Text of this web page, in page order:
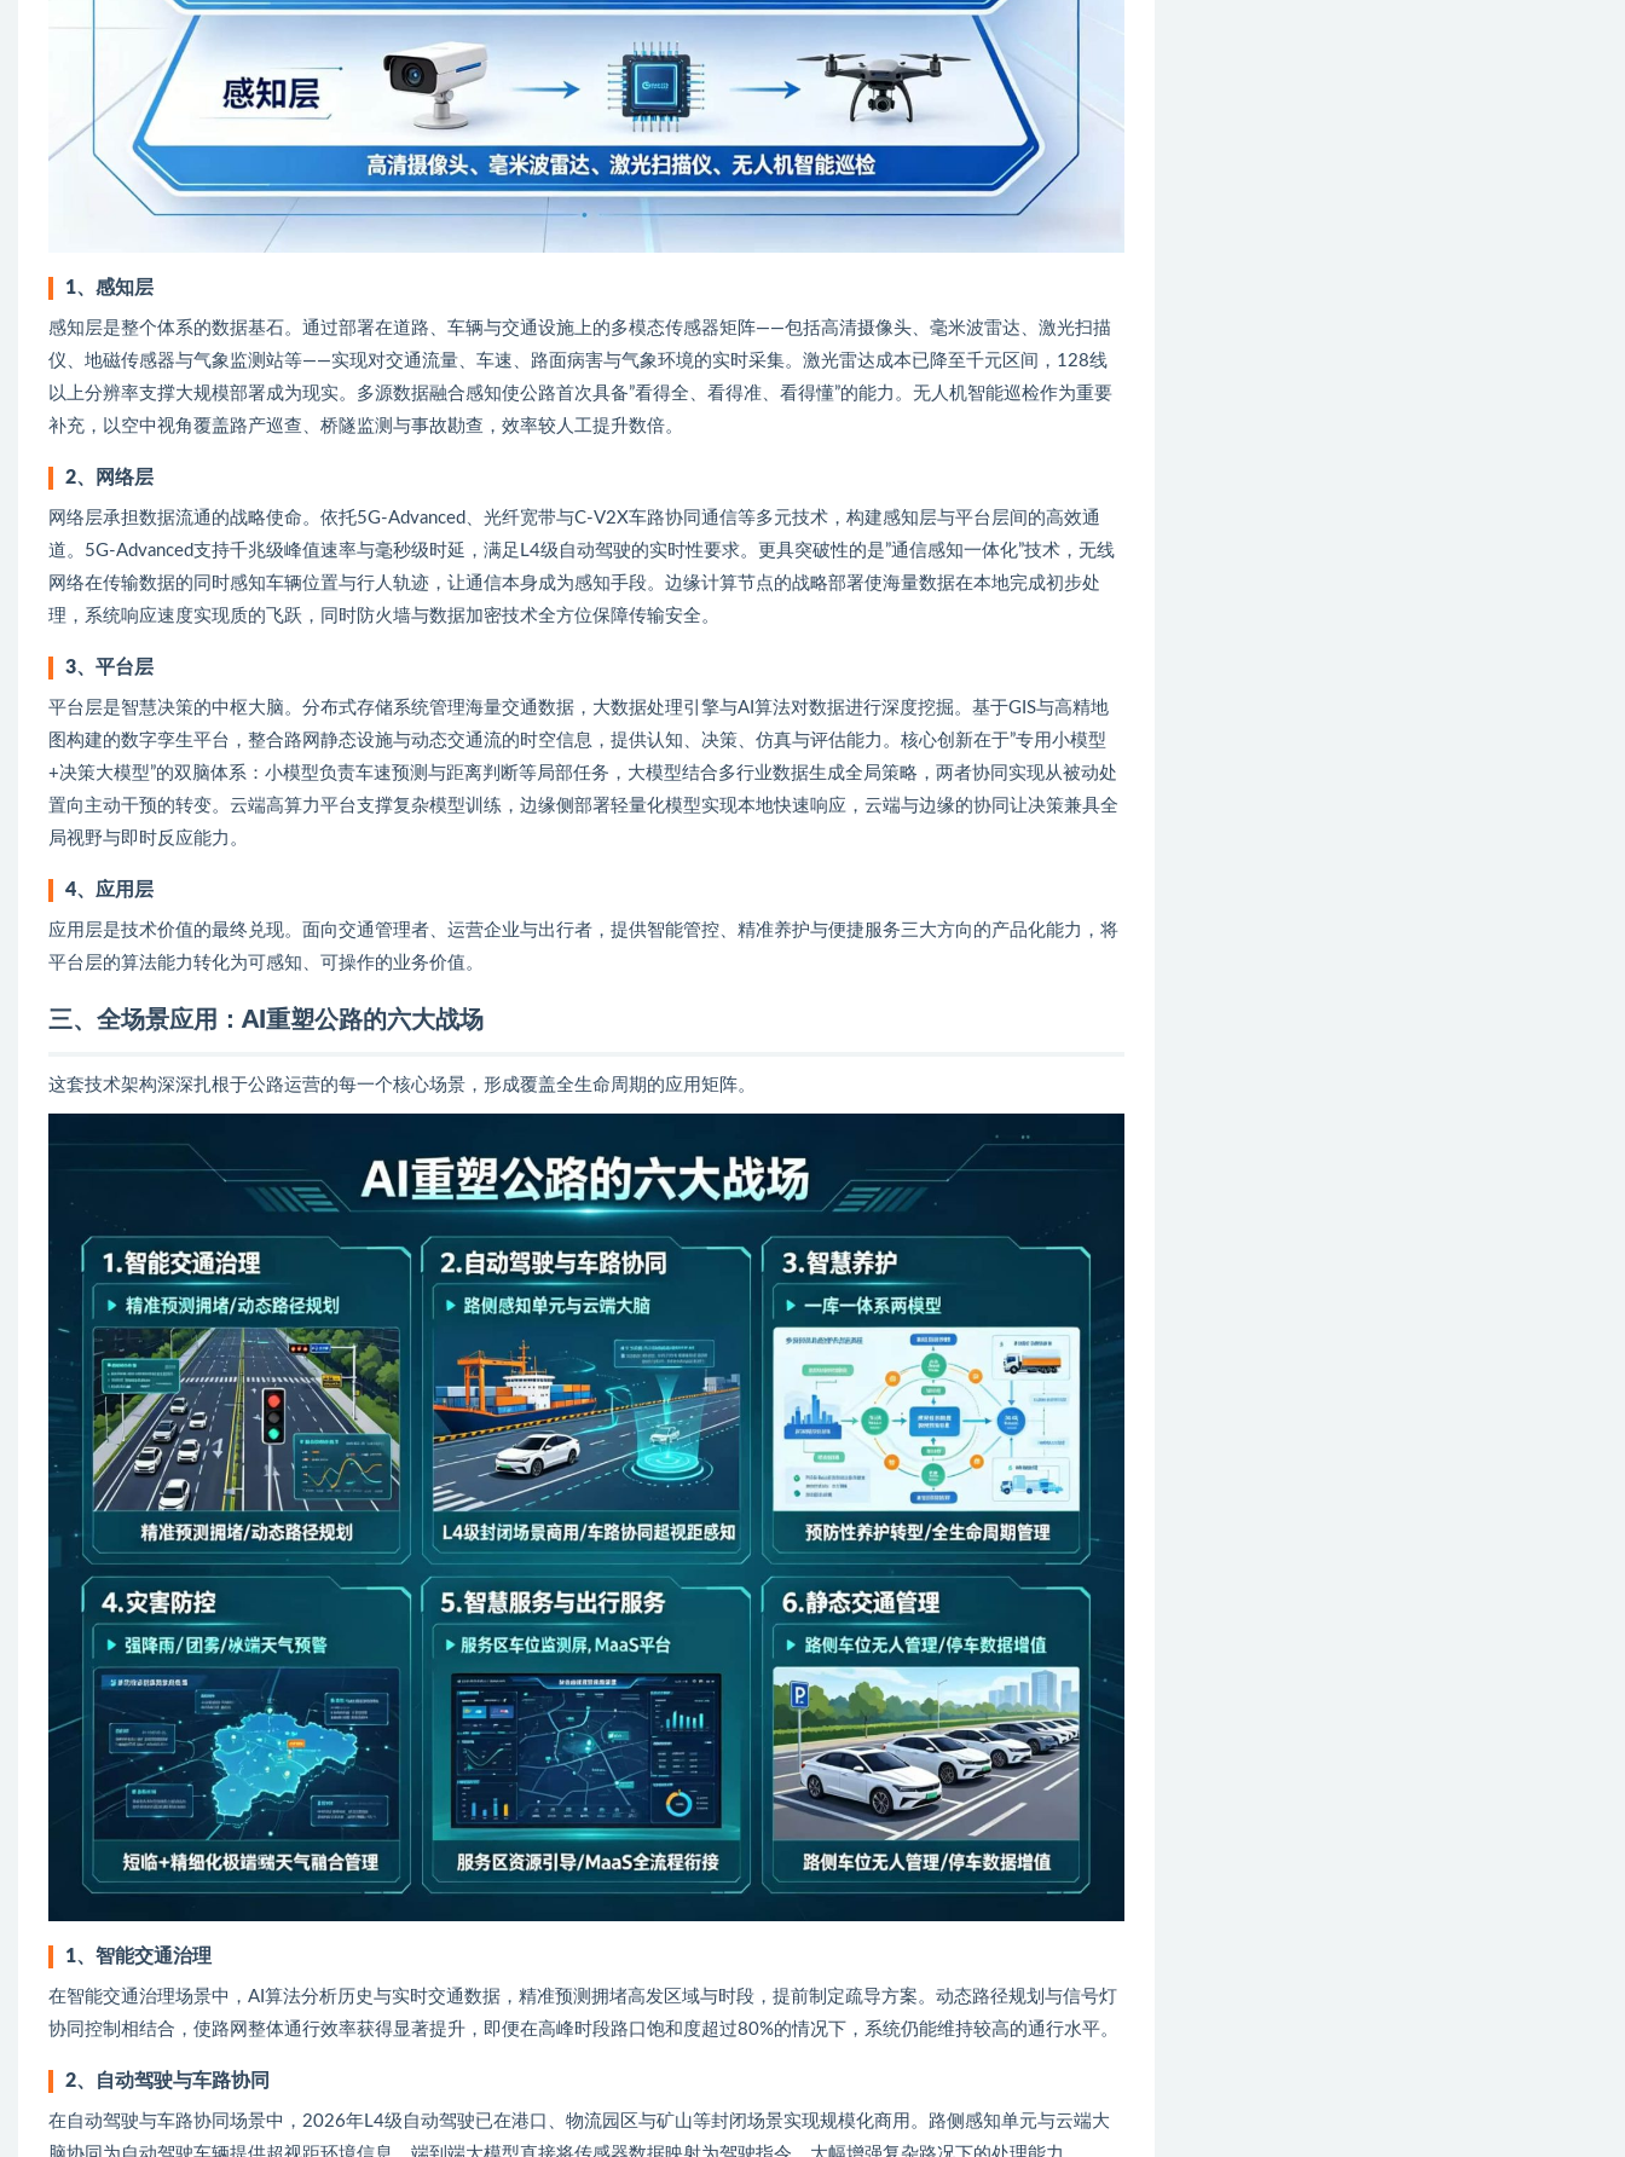
1、感知层
感知层是整个体系的数据基石。通过部署在道路、车辆与交通设施上的多模态传感器矩阵——包括高清摄像头、毫米波雷达、激光扫描
仪、地磁传感器与气象监测站等——实现对交通流量、车速、路面病害与气象环境的实时采集。激光雷达成本已降至千元区间，128线
以上分辨率支撑大规模部署成为现实。多源数据融合感知使公路首次具备”看得全、看得准、看得懂”的能力。无人机智能巡检作为重要
补充，以空中视角覆盖路产巡查、桥隧监测与事故勘查，效率较人工提升数倍。
2、网络层
网络层承担数据流通的战略使命。依托5G-Advanced、光纤宽带与C-V2X车路协同通信等多元技术，构建感知层与平台层间的高效通
道。5G-Advanced支持千兆级峰值速率与毫秒级时延，满足L4级自动驾驶的实时性要求。更具突破性的是”通信感知一体化”技术，无线
网络在传输数据的同时感知车辆位置与行人轨迹，让通信本身成为感知手段。边缘计算节点的战略部署使海量数据在本地完成初步处
理，系统响应速度实现质的飞跃，同时防火墙与数据加密技术全方位保障传输安全。
3、平台层
平台层是智慧决策的中枢大脑。分布式存储系统管理海量交通数据，大数据处理引擎与AI算法对数据进行深度挖掘。基于GIS与高精地
图构建的数字孪生平台，整合路网静态设施与动态交通流的时空信息，提供认知、决策、仿真与评估能力。核心创新在于”专用小模型
+决策大模型”的双脑体系：小模型负责车速预测与距离判断等局部任务，大模型结合多行业数据生成全局策略，两者协同实现从被动处
置向主动干预的转变。云端高算力平台支撑复杂模型训练，边缘侧部署轻量化模型实现本地快速响应，云端与边缘的协同让决策兼具全
局视野与即时反应能力。
4、应用层
应用层是技术价值的最终兑现。面向交通管理者、运营企业与出行者，提供智能管控、精准养护与便捷服务三大方向的产品化能力，将
平台层的算法能力转化为可感知、可操作的业务价值。
三、全场景应用：AI重塑公路的六大战场
这套技术架构深深扎根于公路运营的每一个核心场景，形成覆盖全生命周期的应用矩阵。
1、智能交通治理
在智能交通治理场景中，AI算法分析历史与实时交通数据，精准预测拥堵高发区域与时段，提前制定疏导方案。动态路径规划与信号灯
协同控制相结合，使路网整体通行效率获得显著提升，即便在高峰时段路口饱和度超过80%的情况下，系统仍能维持较高的通行水平。
2、自动驾驶与车路协同
在自动驾驶与车路协同场景中，2026年L4级自动驾驶已在港口、物流园区与矿山等封闭场景实现规模化商用。路侧感知单元与云端大